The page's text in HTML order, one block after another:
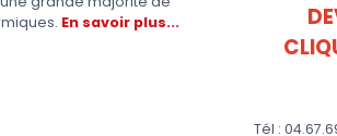
En savoir plus...
Tél :